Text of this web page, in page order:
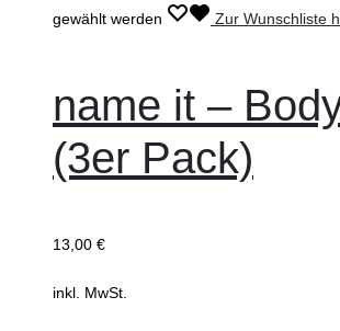
gewählt werden
Zur Wunschliste
name it –
(3er Pack)
13,00 €
inkl. MwSt.